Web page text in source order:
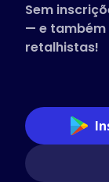
Sem
— e
retalhistas!